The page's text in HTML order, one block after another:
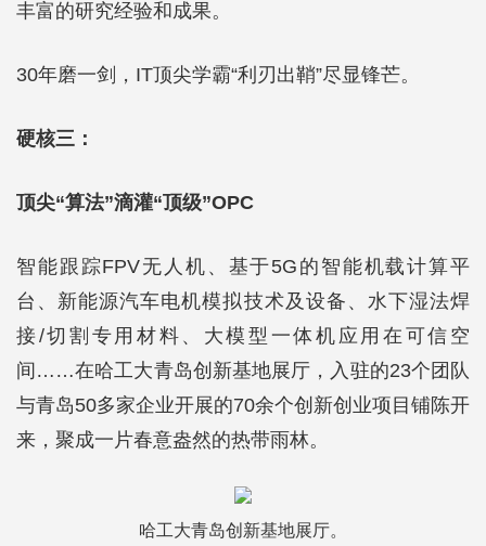
丰富的研究经验和成果。
30年磨一剑，IT顶尖学霸“利刃出鞘”尽显锋芒。
硬核三：
顶尖“算法”滴灌“顶级”OPC
智能跟踪FPV无人机、基于5G的智能机载计算平
台、新能源汽车电机模拟技术及设备、水下湿法焊
接/切割专用材料、大模型一体机应用在可信空
间……在哈工大青岛创新基地展厅，入驻的23个团队
与青岛50多家企业开展的70余个创新创业项目铺陈开
来，聚成一片春意盎然的热带雨林。
哈工大青岛创新基地展厅。